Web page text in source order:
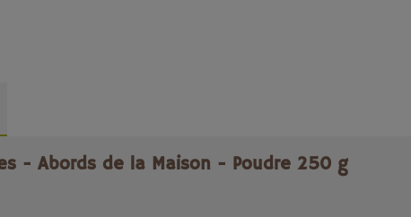
- Abords de la Maison - Poudre 250 g